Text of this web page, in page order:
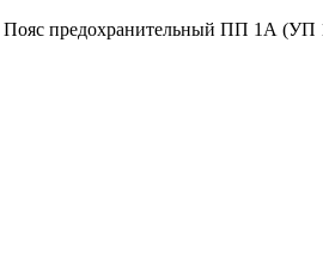
Пояс предохранительный ПП 1А (УП